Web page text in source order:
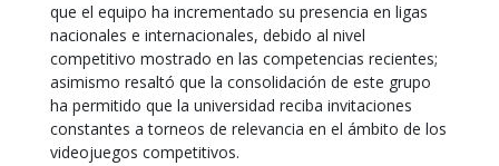
que el equipo ha incrementado su presencia en ligas
nacionales e internacionales, debido al nivel
competitivo mostrado en las competencias recientes;
asimismo resaltó que la consolidación de este grupo
ha permitido que la universidad reciba invitaciones
constantes a torneos de relevancia en el ámbito de los
videojuegos competitivos.